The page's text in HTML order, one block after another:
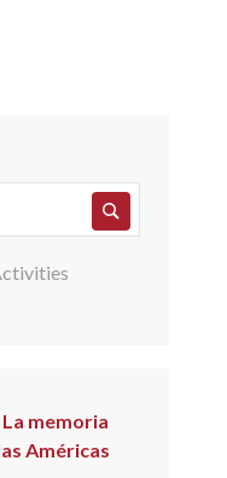
memoria
Américas